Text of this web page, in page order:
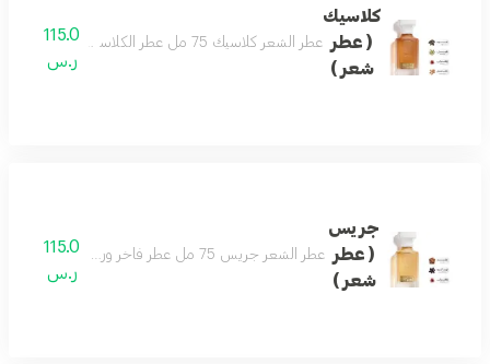
كلاسيك
( عطر
شعر )
عطر الشعر كلاسيك 75 مل عطر الكلاسيكي اسماً ومسمى بمزيج فاخر من العود والصندل وممزوج برائحة الزعفران والهيل لتتكون منه رائحة شرقية مميزة . تضيف لمسة رفاهية لشخصيتك الفريدة ليكون هو العطر الأجمل للمناسبات والليالي الجميلة .
115.0
ر.س
جريس
( عطر
شعر )
عطر الشعر جريس 75 مل عطر فاخر ورسمي وفواح مميز جميل للمناسبات تكوين فاخر وأنيق اختيارك الافضل
115.0
ر.س